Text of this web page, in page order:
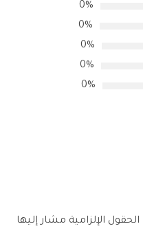
0%
0%
0%
0%
0%
الحقول الإلزامية مشار إليها